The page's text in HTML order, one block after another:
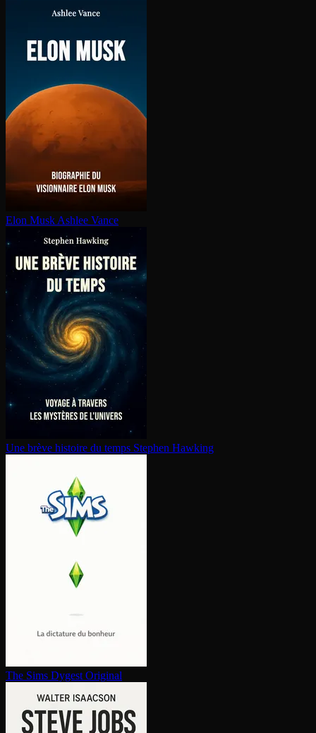
Elon Musk Ashlee Vance
Une brève histoire du temps Stephen Hawking
The Sims Dygest Original